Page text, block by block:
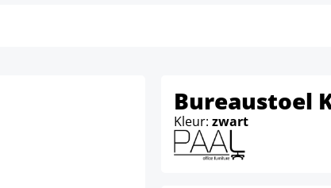
Bureaustoel
Kleur: zwart